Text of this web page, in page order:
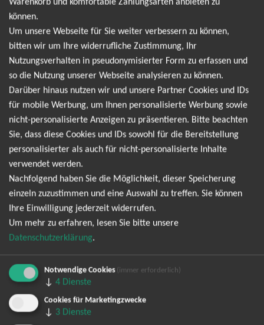
PSD BANK DOME
Dortmund
Westfalenhalle 1
20.04.2027
19:30 Uhr
Stuttgart
Hanns-Martin-Schleyer-Halle
24.04.2027
Tickets
Frankfurt
Festhalle Frankfurt
28.04.2027
Tickets
Mannheim
SAP Arena
29.04.2027
19:30 Uhr
Hamburg
Barclaycard Arena
19:30 Uhr
Hamburg
Barclaycard Arena
Warenkorb und komfortable Zahlungsarten anbieten zu
können.
Um unsere Webseite für Sie weiter verbessern zu können,
bitten wir um Ihre widerrufliche Zustimmung, Ihr
Nutzungsverhalten in pseudonymisierter Form zu erfassen und
so die Nutzung unserer Webseite analysieren zu können.
Darüber hinaus nutzen wir und unsere Partner Cookies und IDs
für mobile Werbung, um Ihnen personalisierte Werbung sowie
nicht-personalisierte Anzeigen zu präsentieren. Bitte beachten
Sie, dass diese Cookies und IDs sowohl für die Bereitstellung
personalisierter als auch für nicht-personalisierte Inhalte
verwendet werden.
Nachfolgend haben Sie die Möglichkeit, dieser Speicherung
einzeln zuzustimmen und eine Auswahl zu treffen. Sie können
Ihre Einwilligung jederzeit widerrufen.
Um mehr zu erfahren, lesen Sie bitte unsere
Datenschutzerklärung.
Notwendige Cookies (immer erforderlich)
↓ 4 Dienste
Cookies für Marketingzwecke
↓ 3 Dienste